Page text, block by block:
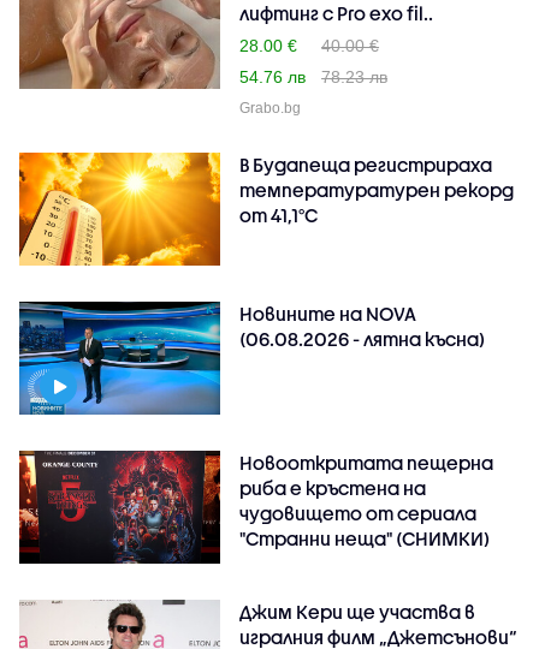
лифтинг с Pro exo fil..
28.00 €
40.00 €
54.76 лв
78.23 лв
Grabo.bg
В Будапеща регистрираха
температуратурен рекорд
от 41,1°C
Новините на NOVA
(06.08.2026 - лятна късна)
Новооткритата пещерна
риба е кръстена на
чудовището от сериала
"Странни неща" (СНИМКИ)
Джим Кери ще участва в
игралния филм „Джетсънови“